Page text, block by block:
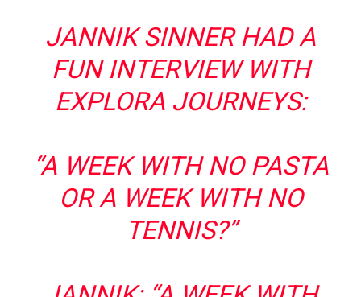
JANNIK SINNER HAD A
FUN INTERVIEW WITH
EXPLORA JOURNEYS:
“A WEEK WITH NO PASTA
OR A WEEK WITH NO
TENNIS?”